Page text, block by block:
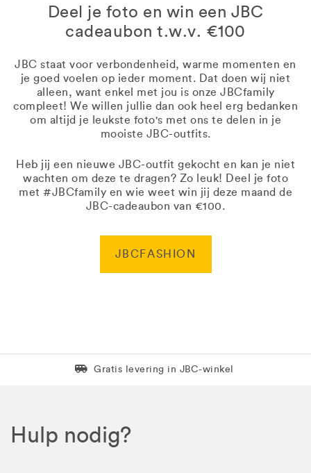
Deel je foto en win een JBC
cadeaubon t.w.v. €100
JBC staat voor verbondenheid, warme momenten en
je goed voelen op ieder moment. Dat doen wij niet
alleen, want enkel met jou is onze JBCfamily
compleet! We willen jullie dan ook heel erg bedanken
om altijd je leukste foto's met ons te delen in je
mooiste JBC-outfits.
Heb jij een nieuwe JBC-outfit gekocht en kan je niet
wachten om deze te dragen? Zo leuk! Deel je foto
met #JBCfamily en wie weet win jij deze maand de
JBC-cadeaubon van €100.
JBCFASHION
Levering in 1 pakket
Gratis levering in JBC-winkel
Hulp nodig?